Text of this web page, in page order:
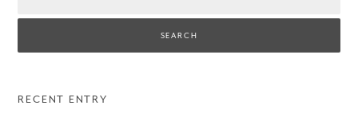
RECENT ENTRY